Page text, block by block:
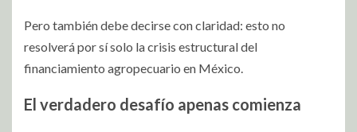
Pero también debe decirse con claridad: esto no
resolverá por sí solo la crisis estructural del
financiamiento agropecuario en México.
El verdadero desafío apenas comienza